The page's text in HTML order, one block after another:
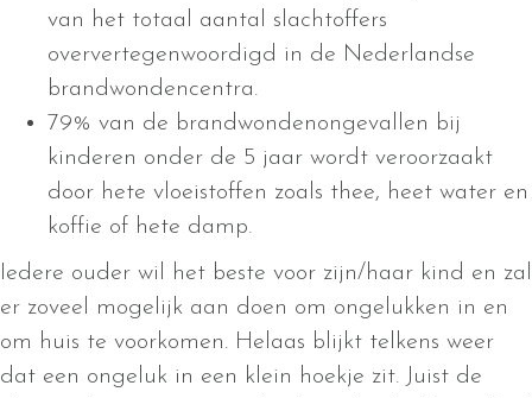
van het totaal aantal slachtoffers
oververtegenwoordigd in de Nederlandse
brandwondencentra.
79% van de brandwondenongevallen bij
kinderen onder de 5 jaar wordt veroorzaakt
door hete vloeistoffen zoals thee, heet water en
koffie of hete damp.
Iedere ouder wil het beste voor zijn/haar kind en zal
er zoveel mogelijk aan doen om ongelukken in en
om huis te voorkomen. Helaas blijkt telkens weer
dat een ongeluk in een klein hoekje zit. Juist de